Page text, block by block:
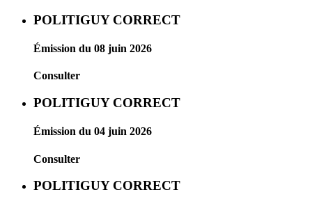
POLITIGUY CORRECT
Émission du 08 juin 2026
Consulter
POLITIGUY CORRECT
Émission du 04 juin 2026
Consulter
POLITIGUY CORRECT